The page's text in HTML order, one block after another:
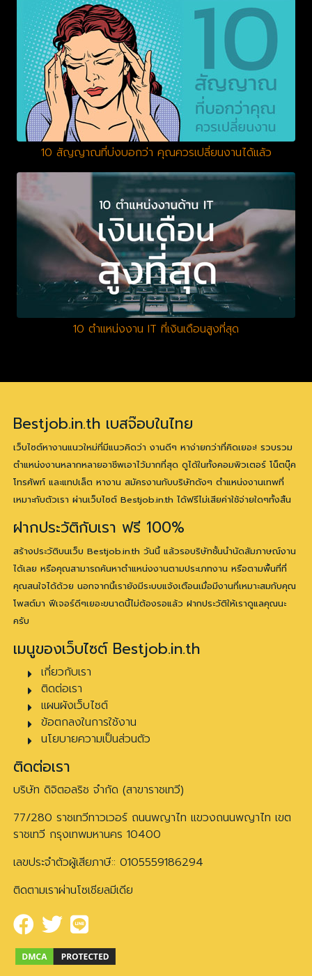
10 สัญญาณที่บ่งบอกว่า คุณควรเปลี่ยนงานได้แล้ว
10 ตำแหน่งงาน IT ที่เงินเดือนสูงที่สุด
Bestjob.in.th เบสจ๊อบในไทย
เว็บไซต์หางานแนวใหม่ที่มีแนวคิดว่า งานดีๆ หาง่ายกว่าที่คิดเยอะ! รวบรวม
ตำแหน่งงานหลากหลายอาชีพเอาไว้มากที่สุด ดูได้ในทั้งคอมพิวเตอร์ โน็ตบุ๊ค
โทรศัพท์ และแทปเล็ต หางาน สมัครงานกับบริษัทดังๆ ตำแหน่งงานเทพที่
เหมาะกับตัวเรา ผ่านเว็บไซต์ Bestjob.in.th ได้ฟรีไม่เสียค่าใช้จ่ายใดๆทั้งสิ้น
ฝากประวัติกับเรา ฟรี 100%
สร้างประวัติบนเว็บ Bestjob.in.th วันนี้ แล้วรอบริษัทชั้นนำนัดสัมภาษณ์งาน
ได้เลย หรือคุณสามารถค้นหาตำแหน่งงานตามประเภทงาน หรือตามพื้นที่ที่
คุณสนใจได้ด้วย นอกจากนี้เรายังมีระบบแจ้งเตือนเมื่อมีงานที่เหมาะสมกับคุณ
โพสต์มา ฟีเจอร์ดีๆเยอะขนาดนี้ไม่ต้องรอแล้ว ฝากประวัติให้เราดูแลคุณนะ
ครับ
เมนูของเว็บไซต์ Bestjob.in.th
เกี่ยวกับเรา
ติดต่อเรา
แผนผังเว็บไซต์
ข้อตกลงในการใช้งาน
นโยบายความเป็นส่วนตัว
ติดต่อเรา
บริษัท ดิจิตอลริช จำกัด (สาขาราชเทวี)
77/280 ราชเทวีทาวเวอร์ ถนนพญาไท แขวงถนนพญาไท เขต
ราชเทวี กรุงเทพมหานคร 10400
เลขประจำตัวผู้เสียภาษี:: 0105559186294
ติดตามเราผ่านโซเชียลมีเดีย